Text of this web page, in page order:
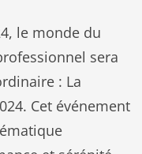
le monde du
sera
: La
Cet événement